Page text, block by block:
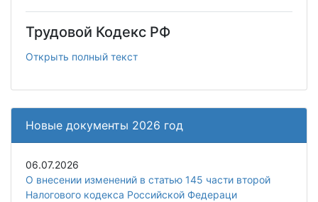
Трудовой Кодекс РФ
Открыть полный текст
Новые документы 2026 год
06.07.2026
О внесении изменений в статью 145 части второй
Налогового кодекса Российской Федераци